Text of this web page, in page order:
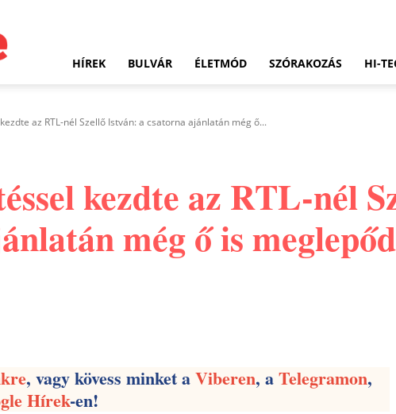
HÍREK BULVÁR ÉLETMÓD SZÓRAKOZÁS HI-
az RTL-nél Szellő István: a csatorna ajánlatán még ő...
kezdte az RTL-nél
még ő is
, vagy kövess minket aViberen, aTelegramon,
Hírek-en!